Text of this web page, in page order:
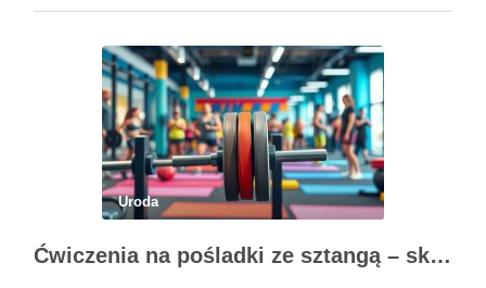
kluczowe jest, aby już od najmłodszych lat zadbać …
Uroda
Ćwiczenia na pośladki ze sztangą – skuteczne metody i techniki treningowe